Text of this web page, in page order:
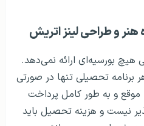
و طراحی لینز اتریش
هیچ بورسیه‌ای ارائه نمی‌دهد.
برنامه تحصیلی تنها در صورتی
موقع و به طور کامل پرداخت
نیست و هزینه تحصیل باید